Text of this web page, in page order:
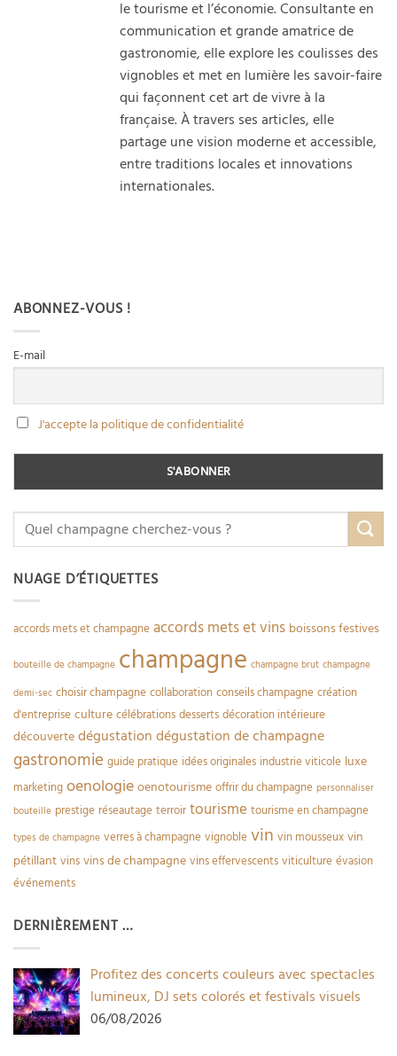
le tourisme et l’économie. Consultante en
communication et grande amatrice de
gastronomie, elle explore les coulisses des
vignobles et met en lumière les savoir-faire
qui façonnent cet art de vivre à la
française. À travers ses articles, elle
partage une vision moderne et accessible,
entre traditions locales et innovations
internationales.
ABONNEZ-VOUS !
E-mail
J'accepte la politique de confidentialité
NUAGE D’ÉTIQUETTES
accords mets et champagne accords mets et vins boissons festives
bouteille de champagne champagne champagne brut champagne
demi-sec choisir champagne collaboration conseils champagne création
d'entreprise culture célébrations desserts décoration intérieure
découverte dégustation dégustation de champagne
gastronomie guide pratique idées originales industrie viticole luxe
marketing oenologie oenotourisme offrir du champagne personnaliser
bouteille prestige réseautage terroir tourisme tourisme en champagne
types de champagne verres à champagne vignoble vin vin mousseux vin
pétillant vins vins de champagne vins effervescents viticulture évasion
événements
DERNIÈREMENT …
Profitez des concerts couleurs avec spectacles
lumineux, DJ sets colorés et festivals visuels
06/08/2026